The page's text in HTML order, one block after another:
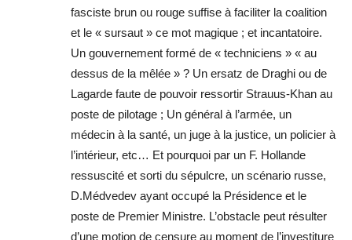
fasciste brun ou rouge suffise à faciliter la coalition
et le « sursaut » ce mot magique ; et incantatoire.
Un gouvernement formé de « techniciens » « au
dessus de la mêlée » ? Un ersatz de Draghi ou de
Lagarde faute de pouvoir ressortir Strauus-Khan au
poste de pilotage ; Un général à l’armée, un
médecin à la santé, un juge à la justice, un policier à
l’intérieur, etc… Et pourquoi par un F. Hollande
ressuscité et sorti du sépulcre, un scénario russe,
D.Médvedev ayant occupé la Présidence et le
poste de Premier Ministre. L’obstacle peut résulter
d’une motion de censure au moment de l’investiture